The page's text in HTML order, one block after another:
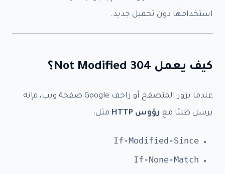
استخدامها دون تحميل جديد.
كيف يعمل 304 Not Modified؟
عندما يزور المتصفح أو زاحف Google صفحة ويب، فإنه
يرسل طلبًا مع رؤوس HTTP مثل:
If-Modified-Since
If-None-Match